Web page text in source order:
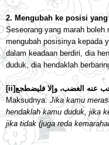
2. Mengubah ke posisi
Seseorang yang marah boleh
mengubah posisinya kepada
dalam keadaan berdiri, dia
duduk, dia hendaklah
عنه الغضب، وإلا فليضطجع[ii]
Maksudnya:Jika kamu
hendaklah kamu duduk, jika
jika tidak (juga reda